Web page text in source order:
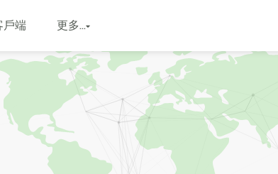
戶端 更多...